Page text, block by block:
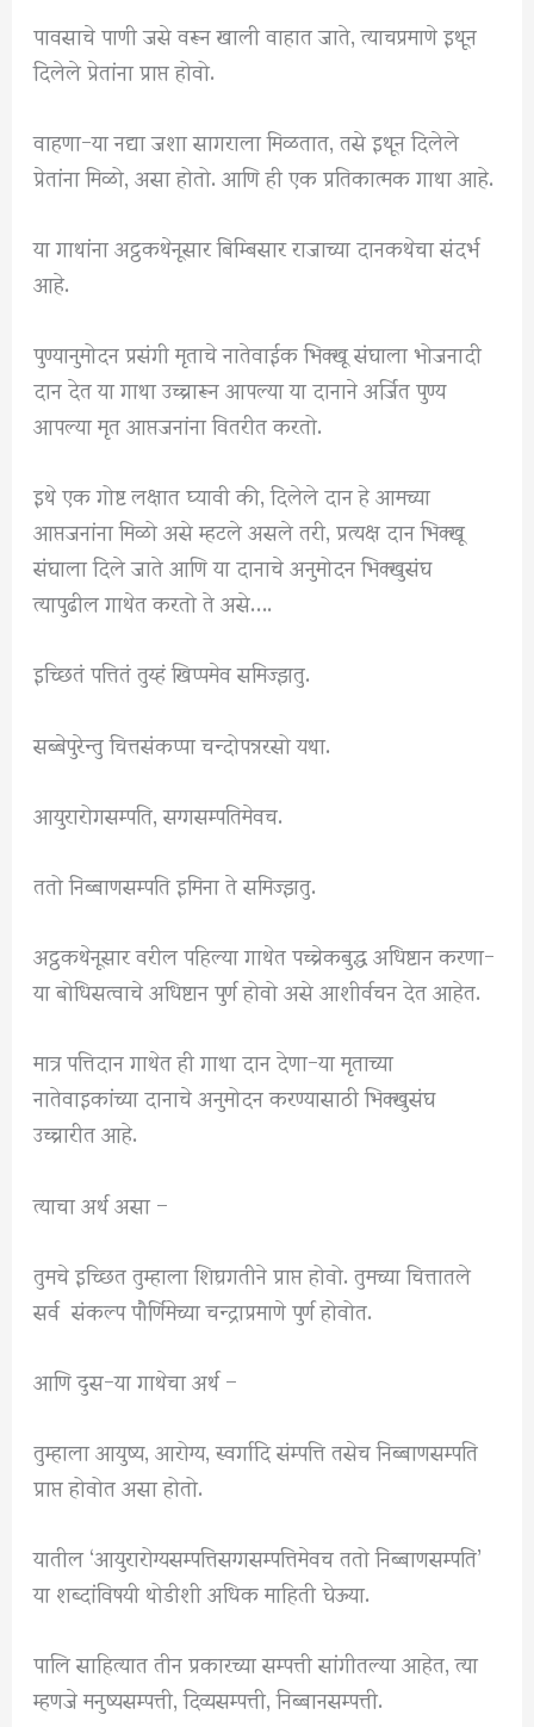
पावसाचे पाणी जसे वरून खाली वाहात जाते, त्याचप्रमाणे इथून
दिलेले प्रेतांना प्राप्त होवो.
वाहणा-या नद्या जशा सागराला मिळतात, तसे इथून दिलेले
प्रेतांना मिळो, असा होतो. आणि ही एक प्रतिकात्मक गाथा आहे.
या गाथांना अट्ठकथेनूसार बिम्बिसार राजाच्या दानकथेचा संदर्भ
आहे.
पुण्यानुमोदन प्रसंगी मृताचे नातेवाईक भिक्खू संघाला भोजनादी
दान देत या गाथा उच्चारून आपल्या या दानाने अर्जित पुण्य
आपल्या मृत आप्तजनांना वितरीत करतो.
इथे एक गोष्ट लक्षात घ्यावी की, दिलेले दान हे आमच्या
आप्तजनांना मिळो असे म्हटले असले तरी, प्रत्यक्ष दान भिक्खू
संघाला दिले जाते आणि या दानाचे अनुमोदन भिक्खुसंघ
त्यापुढील गाथेत करतो ते असे….
इच्छितं पत्तितं तुय्हं खिप्पमेव समिज्झतु.
सब्बेपुरेन्तु चित्तसंकप्पा चन्दोपन्नरसो यथा.
आयुरारोगसम्पति, सग्गसम्पतिमेवच.
ततो निब्बाणसम्पति इमिना ते समिज्झतु.
अट्ठकथेनूसार वरील पहिल्या गाथेत पच्चेकबुद्ध अधिष्टान करणा-
या बोधिसत्वाचे अधिष्टान पुर्ण होवो असे आशीर्वचन देत आहेत.
मात्र पत्तिदान गाथेत ही गाथा दान देणा-या मृताच्या
नातेवाइकांच्या दानाचे अनुमोदन करण्यासाठी भिक्खुसंघ
उच्चारीत आहे.
त्याचा अर्थ असा –
तुमचे इच्छित तुम्हाला शिघ्रगतीने प्राप्त होवो. तुमच्या चित्तातले
सर्व संकल्प पौर्णिमेच्या चन्द्राप्रमाणे पुर्ण होवोत.
आणि दुस-या गाथेचा अर्थ –
तुम्हाला आयुष्य, आरोग्य, स्वर्गादि संम्पत्ति तसेच निब्बाणसम्पति
प्राप्त होवोत असा होतो.
यातील ‘आयुरारोग्यसम्पत्तिसग्गसम्पत्तिमेवच ततो निब्बाणसम्पति’
या शब्दांविषयी थोडीशी अधिक माहिती घेऊया.
पालि साहित्यात तीन प्रकारच्या सम्पत्ती सांगीतल्या आहेत, त्या
म्हणजे मनुष्यसम्पत्ती, दिव्यसम्पत्ती, निब्बानसम्पत्ती.